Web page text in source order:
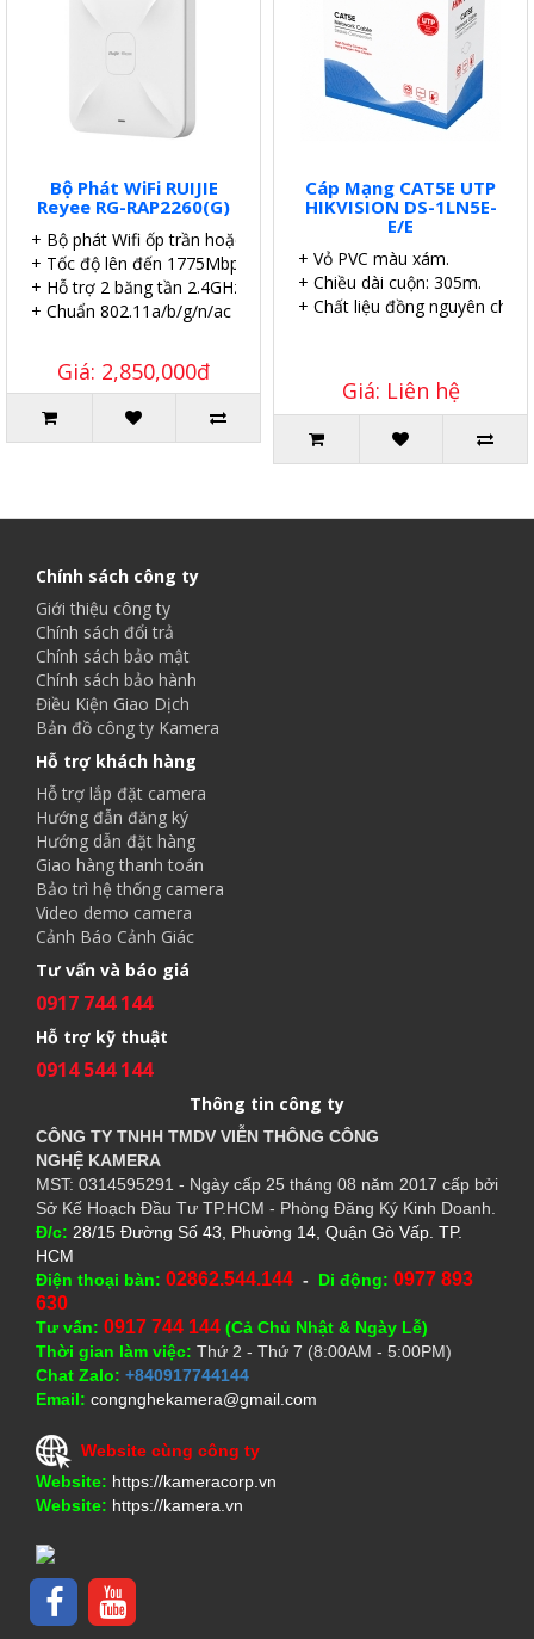
Bộ Phát WiFi RUIJIE
Reyee RG-RAP2260(G)
+ Bộ phát Wifi ốp trần hoặc gắn tường.
+ Tốc độ lên đến 1775Mbps.
+ Hỗ trợ 2 băng tần 2.4GHz và 5GHz.
+ Chuẩn 802.11a/b/g/n/ac Wave1/Wave2, MU-MIMO.
Giá: 2,850,000đ
Cáp Mạng CAT5E UTP
HIKVISION DS-1LN5E-
E/E
+ Vỏ PVC màu xám.
+ Chiều dài cuộn: 305m.
+ Chất liệu đồng nguyên chất.
Giá: Liên hệ
Chính sách công ty
Giới thiệu công ty
Chính sách đổi trả
Chính sách bảo mật
Chính sách bảo hành
Điều Kiện Giao Dịch
Bản đồ công ty Kamera
Hỗ trợ khách hàng
Hỗ trợ lắp đặt camera
Hướng đẫn đăng ký
Hướng dẫn đặt hàng
Giao hàng thanh toán
Bảo trì hệ thống camera
Video demo camera
Cảnh Báo Cảnh Giác
Tư vấn và báo giá
0917 744 144
Hỗ trợ kỹ thuật
0914 544 144
Thông tin công ty
CÔNG TY TNHH TMDV VIỄN THÔNG CÔNG
NGHỆ KAMERA
MST: 0314595291 - Ngày cấp 25 tháng 08 năm 2017 cấp bởi
Sở Kế Hoạch Đầu Tư TP.HCM - Phòng Đăng Ký Kinh Doanh.
Đ/c: 28/15 Đường Số 43, Phường 14, Quận Gò Vấp. TP.
HCM
Điện thoại bàn: 02862.544.144 - Di động: 0977 893
630
Tư vấn: 0917 744 144 (Cả Chủ Nhật & Ngày Lễ)
Thời gian làm việc: Thứ 2 - Thứ 7 (8:00AM - 5:00PM)
Chat Zalo: +840917744144
Email: congnghekamera@gmail.com
Website cùng công ty
Website: https://kameracorp.vn
Website: https://kamera.vn